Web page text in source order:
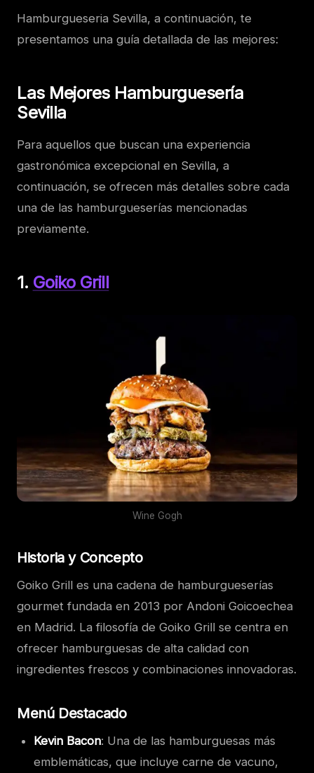
Hamburgueseria Sevilla, a continuación, te
presentamos una guía detallada de las mejores:
Las Mejores Hamburguesería
Sevilla
Para aquellos que buscan una experiencia
gastronómica excepcional en Sevilla, a
continuación, se ofrecen más detalles sobre cada
una de las hamburgueserías mencionadas
previamente.
1. Goiko Grill
Wine Gogh
Historia y Concepto
Goiko Grill es una cadena de hamburgueserías
gourmet fundada en 2013 por Andoni Goicoechea
en Madrid. La filosofía de Goiko Grill se centra en
ofrecer hamburguesas de alta calidad con
ingredientes frescos y combinaciones innovadoras.
Menú Destacado
Kevin Bacon: Una de las hamburguesas más
emblemáticas, que incluye carne de vacuno,